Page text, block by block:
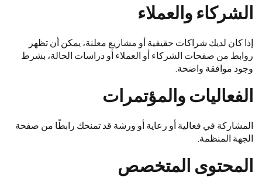
الشركاء والعملاء
إذا كان لديك شراكات حقيقية أو مشاريع معلنة، يمكن أن تظهر
روابط من صفحات الشركاء أو العملاء أو دراسات الحالة، بشرط
وجود موافقة واضحة.
الفعاليات والمؤتمرات
المشاركة في فعالية أو رعاية أو ورشة قد تمنحك رابطًا من صفحة
الجهة المنظمة.
المحتوى المتخصص